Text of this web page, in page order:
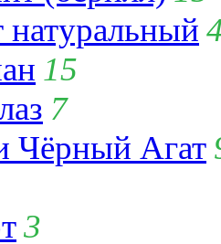
15
7
Чёрный Агат
3